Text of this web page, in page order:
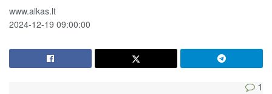
www.alkas.lt
2024-12-19 09:00:00
1